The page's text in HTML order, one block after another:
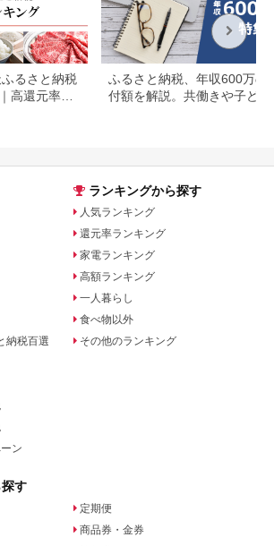
ふるさと納税
高還元率返
ふるさと納税、年収600万の
付額を解説。共働きや子ども
納税百選
ン
ランキングから探す
人気ランキング
還元率ランキング
家電ランキング
高額ランキング
一人暮らし
食べ物以外
その他のランキング
す
定期便
商品券・金券